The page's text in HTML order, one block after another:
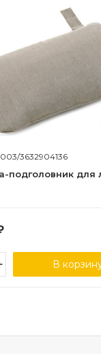
003/3632904136
подголовник для
В